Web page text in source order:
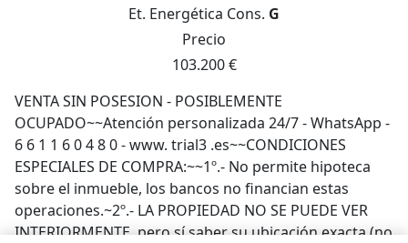
Et. Energética Cons. G
Precio
103.200 €
VENTA SIN POSESION - POSIBLEMENTE
OCUPADO~~Atención personalizada 24/7 - WhatsApp -
6 6 1 1 6 0 4 8 0 - www. trial3 .es~~CONDICIONES
ESPECIALES DE COMPRA:~~1º.- No permite hipoteca
sobre el inmueble, los bancos no financian estas
operaciones.~2º.- LA PROPIEDAD NO SE PUEDE VER
INTERIORMENTE, pero sí saber su ubicación exacta (no